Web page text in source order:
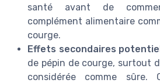
santé avant de
complément alimentaire
courge.
Effets secondaires
de pépin de courge, surtout
considérée comme sûre.